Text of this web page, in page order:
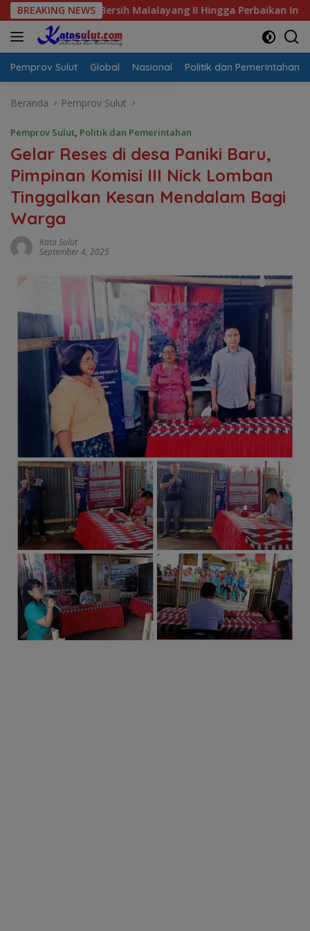
Langsung
ke
konten
BREAKING NEWS
Air Bersih Malalayang II Hingga Perbaikan Infrastruktur
Pemprov Sulut Global Nasional Politik dan Pemerintahan
Beranda Pemprov Sulut
Pemprov Sulut, Politik dan Pemerintahan
Gelar Reses di desa Paniki Baru,
Pimpinan Komisi III Nick Lomban
Tinggalkan Kesan Mendalam Bagi
Warga
Kata Sulut
September 4, 2025